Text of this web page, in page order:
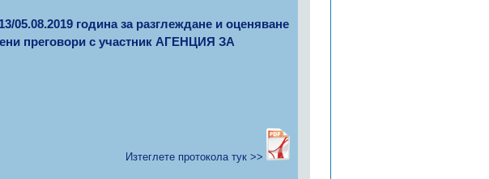
05.08.2019 година за разглеждане и оценяване
преговори с участник АГЕНЦИЯ ЗА
Изтеглете протокола тук >>